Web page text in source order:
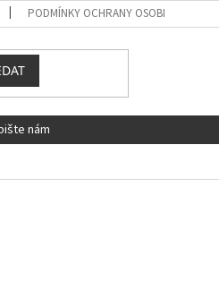
PODMÍNKY OCHRANY OSOBNÍCH ÚDAJŮ
nám